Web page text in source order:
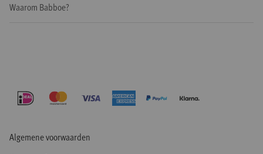
Waarom Babboe?
Algemene voorwaarden